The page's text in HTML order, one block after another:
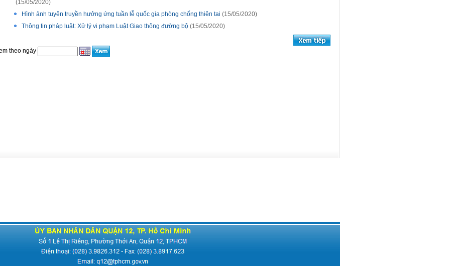
(15/05/2020)
Hình ảnh tuyên truyền hưởng ứng tuần lễ quốc gia phòng chống thiên tai (15/05/2020)
Thông tin pháp luật: Xử lý vi phạm Luật Giao thông đường bộ (15/05/2020)
theo ngày